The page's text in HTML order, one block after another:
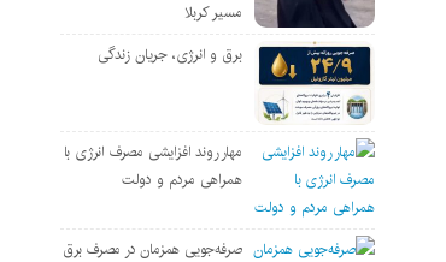
مسیر کربلا
برق و انرژی، جریان زندگی
مهار روند افزایشی مصرف انرژی با
همراهی مردم و دولت
صرفه‌جویی همزمان در مصرف برق